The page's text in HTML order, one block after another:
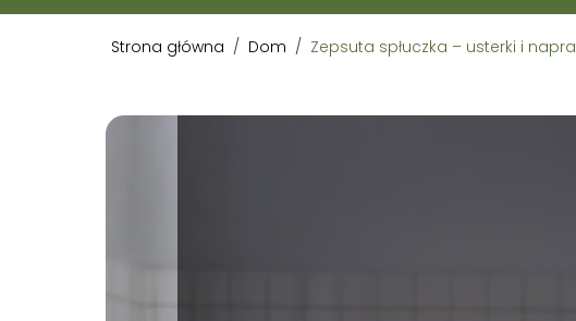
Strona główna / Dom / Zepsuta spłuczka – usterki i